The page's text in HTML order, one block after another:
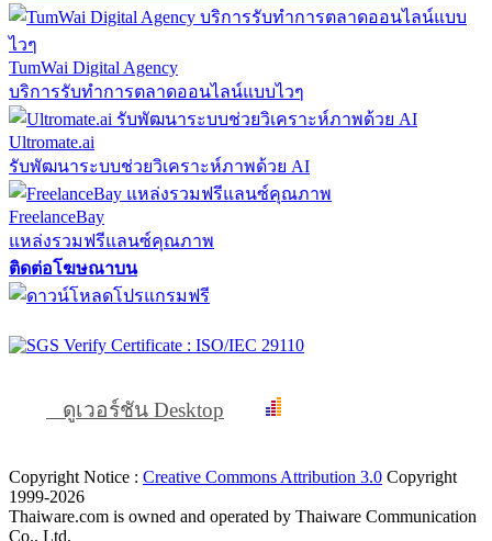
TumWai Digital Agency
บริการรับทำการตลาดออนไลน์แบบไวๆ
Ultromate.ai
รับพัฒนาระบบช่วยวิเคราะห์ภาพด้วย AI
FreelanceBay
แหล่งรวมฟรีแลนซ์คุณภาพ
ติดต่อโฆษณาบน
ดูเวอร์ชัน Desktop
Copyright Notice : Creative Commons Attribution 3.0 Copyright
1999-2026
Thaiware.com is owned and operated by Thaiware Communication
Co., Ltd.